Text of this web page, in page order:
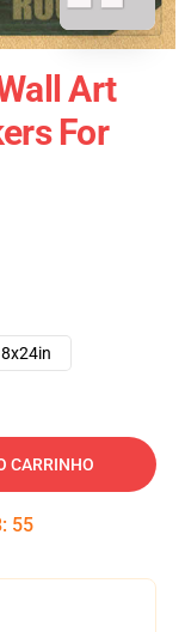
Art
For
CARRINHO
: 54